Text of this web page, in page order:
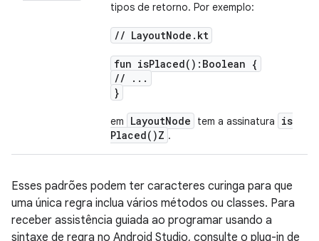
tipos de retorno. Por exemplo:
// LayoutNode . kt
fun isPlaced( ):Boolean {
// . . .
}
em LayoutNode tem a assinatura
is
Placed( )Z .
Esses padrões podem ter caracteres curinga para que
uma única regra inclua vários métodos ou classes. Para
receber assistência guiada ao programar usando a
sintaxe de regra no Android Studio, consulte o plug-in de